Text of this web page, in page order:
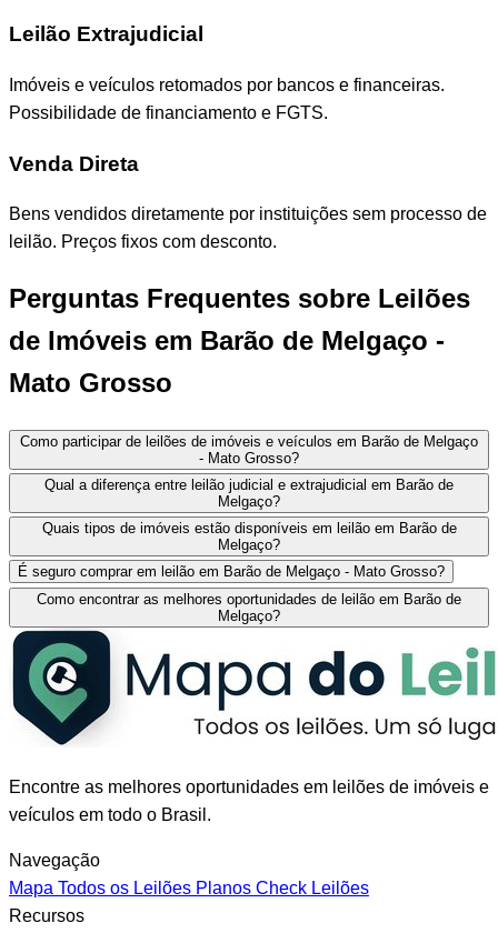
Leilão Extrajudicial
Imóveis e veículos retomados por bancos e financeiras.
Possibilidade de financiamento e FGTS.
Venda Direta
Bens vendidos diretamente por instituições sem processo de
leilão. Preços fixos com desconto.
Perguntas Frequentes sobre Leilões
de Imóveis em Barão de Melgaço -
Mato Grosso
Como participar de leilões de imóveis e veículos em Barão de Melgaço
- Mato Grosso?
Qual a diferença entre leilão judicial e extrajudicial em Barão de
Melgaço?
Quais tipos de imóveis estão disponíveis em leilão em Barão de
Melgaço?
É seguro comprar em leilão em Barão de Melgaço - Mato Grosso?
Como encontrar as melhores oportunidades de leilão em Barão de
Melgaço?
Encontre as melhores oportunidades em leilões de imóveis e
veículos em todo o Brasil.
Navegação
Mapa Todos os Leilões Planos Check Leilões
Recursos